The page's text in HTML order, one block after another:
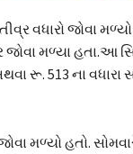
તીવ્ર વધારો
મળ્યા હતા.આ
રૂ. 513 ના
મળ્યો હતો.